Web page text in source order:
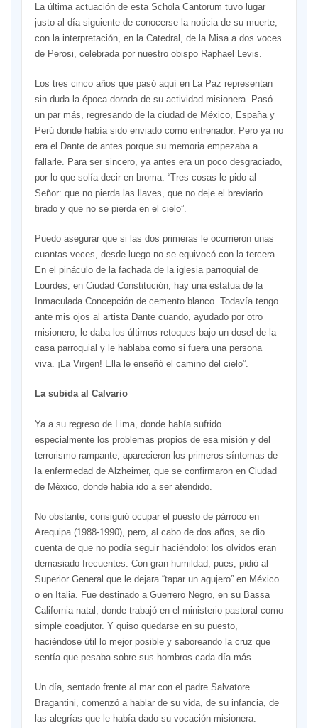
La última actuación de esta Schola Cantorum tuvo lugar
justo al día siguiente de conocerse la noticia de su muerte,
con la interpretación, en la Catedral, de la Misa a dos voces
de Perosi, celebrada por nuestro obispo Raphael Levis.
Los tres cinco años que pasó aquí en La Paz representan
sin duda la época dorada de su actividad misionera. Pasó
un par más, regresando de la ciudad de México, España y
Perú donde había sido enviado como entrenador. Pero ya no
era el Dante de antes porque su memoria empezaba a
fallarle. Para ser sincero, ya antes era un poco desgraciado,
por lo que solía decir en broma: “Tres cosas le pido al
Señor: que no pierda las llaves, que no deje el breviario
tirado y que no se pierda en el cielo”.
Puedo asegurar que si las dos primeras le ocurrieron unas
cuantas veces, desde luego no se equivocó con la tercera.
En el pináculo de la fachada de la iglesia parroquial de
Lourdes, en Ciudad Constitución, hay una estatua de la
Inmaculada Concepción de cemento blanco. Todavía tengo
ante mis ojos al artista Dante cuando, ayudado por otro
misionero, le daba los últimos retoques bajo un dosel de la
casa parroquial y le hablaba como si fuera una persona
viva. ¡La Virgen! Ella le enseñó el camino del cielo”.
La subida al Calvario
Ya a su regreso de Lima, donde había sufrido
especialmente los problemas propios de esa misión y del
terrorismo rampante, aparecieron los primeros síntomas de
la enfermedad de Alzheimer, que se confirmaron en Ciudad
de México, donde había ido a ser atendido.
No obstante, consiguió ocupar el puesto de párroco en
Arequipa (1988-1990), pero, al cabo de dos años, se dio
cuenta de que no podía seguir haciéndolo: los olvidos eran
demasiado frecuentes. Con gran humildad, pues, pidió al
Superior General que le dejara “tapar un agujero” en México
o en Italia. Fue destinado a Guerrero Negro, en su Bassa
California natal, donde trabajó en el ministerio pastoral como
simple coadjutor. Y quiso quedarse en su puesto,
haciéndose útil lo mejor posible y saboreando la cruz que
sentía que pesaba sobre sus hombros cada día más.
Un día, sentado frente al mar con el padre Salvatore
Bragantini, comenzó a hablar de su vida, de su infancia, de
las alegrías que le había dado su vocación misionera.